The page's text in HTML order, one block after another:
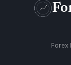
Forex